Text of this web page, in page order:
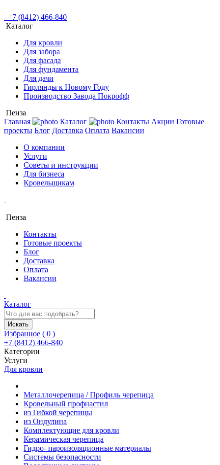
+7 (8412) 466-840
Каталог
Для кровли
Для забора
Для фасада
Для фундамента
Для дачи
Гирлянды к Новому Году
Производство Завода Покрофф
Пенза
Главная
Каталог Контакты Акции Готовые
проекты Блог Доставка Оплата Вакансии
О компании
Услуги
Советы и инструкции
Для бизнеса
Кровельщикам
Пенза
Контакты
Готовые проекты
Блог
Доставка
Оплата
Вакансии
Каталог
Искать
Избранное ( 0 )
+7 (8412) 466-840
Категории
Услуги
Для кровли
Металлочерепица / Профиль черепица
Кровельный профнастил
из Гибкой черепицы
из Ондулина
Комплектующие для кровли
Керамическая черепица
Гидро- пароизоляционные материалы
Системы безопасности